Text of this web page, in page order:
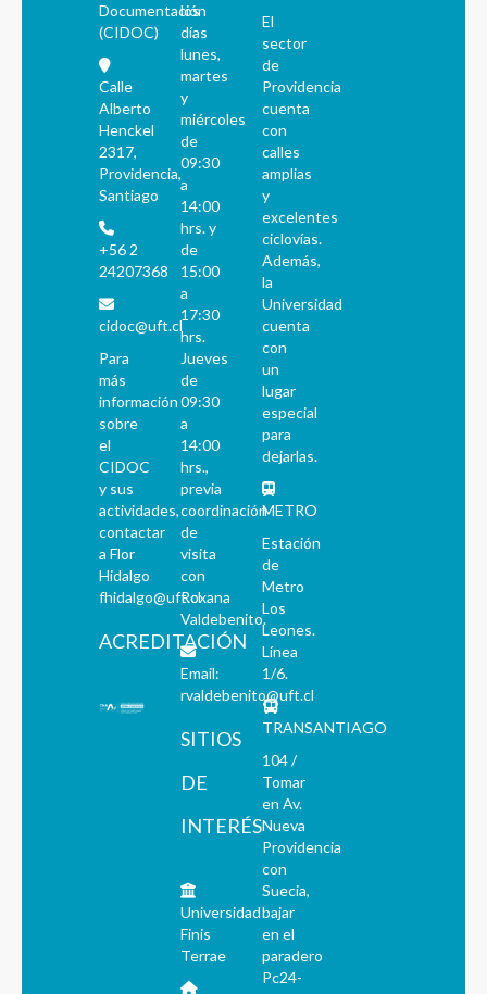
Documentación
(CIDOC)
Calle
Alberto
Henckel
2317,
Providencia,
Santiago
+56 2
24207368
cidoc@uft.cl
Para
más
información
sobre
el
CIDOC
y sus
actividades,
contactar
a Flor
Hidalgo
fhidalgo@uft.cl
ACREDITACIÓN
los
días
lunes,
martes
y
miércoles
de
09:30
a
14:00
hrs. y
de
15:00
a
17:30
hrs.
Jueves
de
09:30
a
14:00
hrs.,
previa
coordinación
de
visita
con
Roxana
Valdebenito.
Email:
rvaldebenito@uft.cl
SITIOS
DE
INTERÉS
Universidad
Finis
Terrae
El
sector
de
Providencia
cuenta
con
calles
amplias
y
excelentes
ciclovías.
Además,
la
Universidad
cuenta
con
un
lugar
especial
para
dejarlas.
METRO
Estación
de
Metro
Los
Leones.
Línea
1/6.
TRANSANTIAGO
104 /
Tomar
en Av.
Nueva
Providencia
con
Suecia,
bajar
en el
paradero
Pc24-